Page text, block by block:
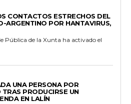
CONTACTOS ESTRECHOS DEL
ARGENTINO POR HANTAVIRUS,
Pública de la Xunta ha activado el
UNA PERSONA POR
PRODUCIRSE UN
EN LALÍN